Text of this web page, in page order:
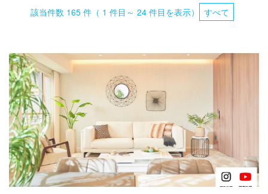
該当件数 165 件（ 1 件目～ 24 件目を表示） すべて